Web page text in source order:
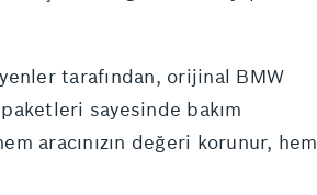
tarafından, orijinal BMW
sayesinde bakım
aracınızın değeri korunur, hem